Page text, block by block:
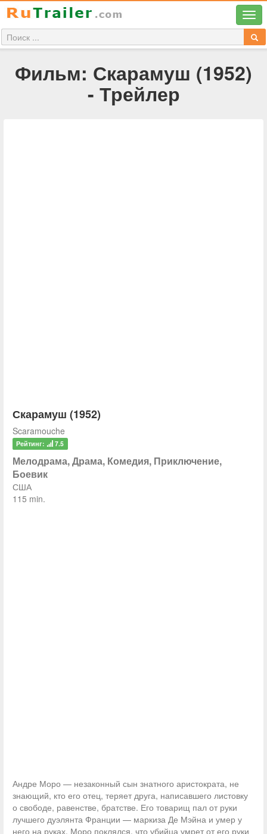
Фильм: Скарамуш (1952)
- Трейлер
Скарамуш (1952)
Scaramouche
Рейтинг: 7.5
Мелодрама, Драма, Комедия, Приключение,
Боевик
США
115 min.
Андре Моро — незаконный сын знатного аристократа, не
знающий, кто его отец, теряет друга, написавшего листовку
о свободе, равенстве, братстве. Его товарищ пал от руки
лучшего дуэлянта Франции — маркиза Де Мэйна и умер у
него на руках. Моро поклялся, что убийца умрет от его руки